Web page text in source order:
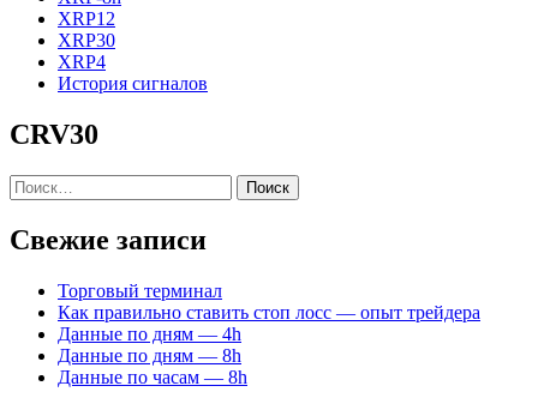
XRP12
XRP30
XRP4
История сигналов
CRV30
Найти:
Свежие записи
Торговый терминал
Как правильно ставить стоп лосс — опыт трейдера
Данные по дням — 4h
Данные по дням — 8h
Данные по часам — 8h